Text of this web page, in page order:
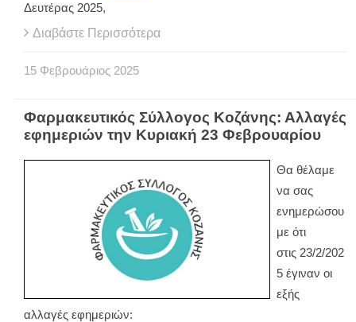
Δευτέρας 2025,
Διαβάστε Περισσότερα
15 Φεβρουάριος 2025
Φαρμακευτικός Σύλλογος Κοζάνης: Αλλαγές
εφημεριών την Κυριακή 23 Φεβρουαρίου
Θα θέλαμε
να σας
ενημερώσου
με ότι
στις 23/2/202
5 έγιναν οι
εξής
αλλαγές εφημεριών: